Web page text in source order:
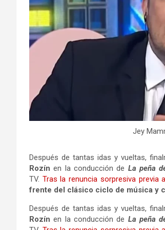
Jey
Después de tantas idas y vueltas,
Rozínen la conducción de La peña
TV. Tras la renuncia sorpresiva previa
frente del clásico ciclo de música y
Después de tantas idas y vueltas,
Rozínen la conducción de La peña